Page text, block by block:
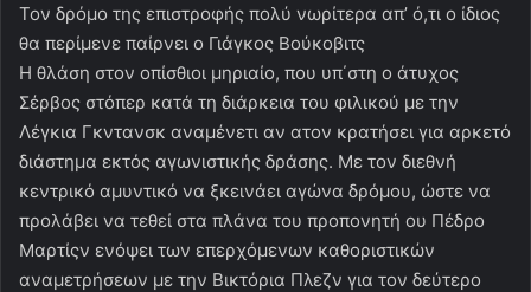
Τον δρόμο της επιστροφής πολύ νωρίτερα απ’ ό,τι ο ίδιος
θα περίμενε παίρνει ο Γιάγκος Βούκοβιτς
Η θλάση στον οπίσθιοι μηριαίο, που υπ΄στη ο άτυχος
Σέρβος στόπερ κατά τη διάρκεια του φιλικού με την
Λέγκια Γκντανσκ αναμένετι αν ατον κρατήσει για αρκετό
διάστημα εκτός αγωνιστικής δράσης. Με τον διεθνή
κεντρικό αμυντικό να ξκεινάει αγώνα δρόμου, ώστε να
προλάβει να τεθεί στα πλάνα του προπονητή ου Πέδρο
Μαρτίςν ενόψει των επερχόμενων καθοριστικών
αναμετρήσεων με την Βικτόρια Πλεζν για τον δεύτερο